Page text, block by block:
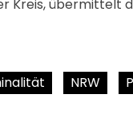
Kreis, übermittelt
NRW